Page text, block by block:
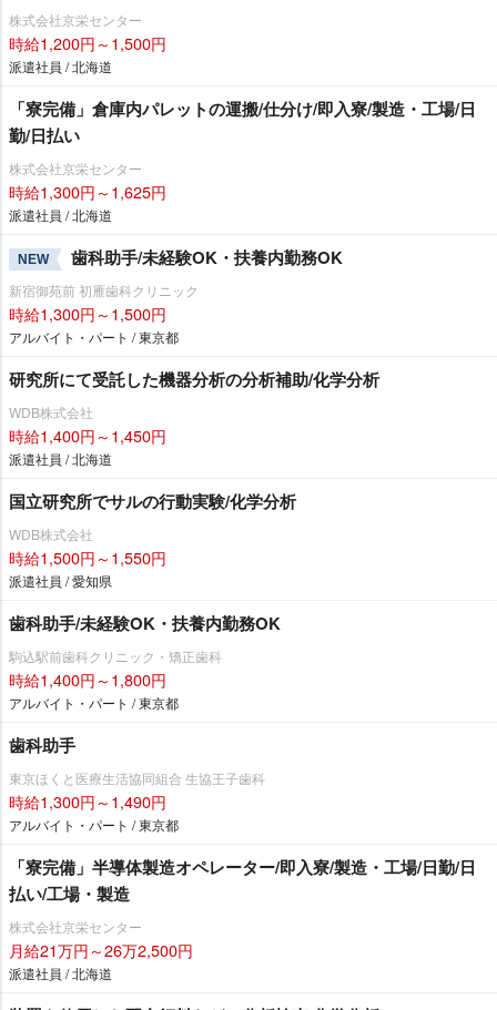
株式会社京栄センター
時給1,200円～1,500円
派遣社員 / 北海道
「寮完備」倉庫内パレットの運搬/仕分け/即入寮/製造・工場/日
勤/日払い
株式会社京栄センター
時給1,300円～1,625円
派遣社員 / 北海道
NEW 歯科助手/未経験OK・扶養内勤務OK
新宿御苑前 初雁歯科クリニック
時給1,300円～1,500円
アルバイト・パート / 東京都
研究所にて受託した機器分析の分析補助/化学分析
WDB株式会社
時給1,400円～1,450円
派遣社員 / 北海道
国立研究所でサルの行動実験/化学分析
WDB株式会社
時給1,500円～1,550円
派遣社員 / 愛知県
歯科助手/未経験OK・扶養内勤務OK
駒込駅前歯科クリニック・矯正歯科
時給1,400円～1,800円
アルバイト・パート / 東京都
歯科助手
東京ほくと医療生活協同組合 生協王子歯科
時給1,300円～1,490円
アルバイト・パート / 東京都
「寮完備」半導体製造オペレーター/即入寮/製造・工場/日勤/日
払い/工場・製造
株式会社京栄センター
月給21万円～26万2,500円
派遣社員 / 北海道